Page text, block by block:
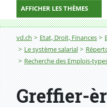
AFFICHER LES THÈMES
Fil d'Ariane
vd.ch Etat, Droit, Finances
Le système salarial
Recherche des Emplois-
Greffier-ère
Greffier-